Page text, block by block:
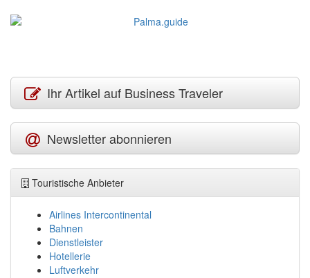
Ihr Artikel auf Business Traveler
Newsletter abonnieren
Touristische Anbieter
Airlines Intercontinental
Bahnen
Dienstleister
Hotellerie
Luftverkehr